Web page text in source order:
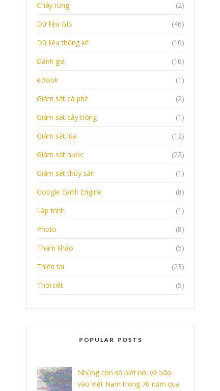
Cháy rừng
(2)
Dữ liệu GIS
(46)
Dữ liệu thống kê
(10)
Đánh giá
(16)
eBook
(1)
Giám sát cà phê
(2)
Giám sát cây trồng
(1)
Giám sát lúa
(12)
Giám sát nước
(22)
Giám sát thủy sản
(1)
Google Earth Engine
(8)
Lập trình
(1)
Photo
(8)
Tham khảo
(5)
Thiên tai
(23)
Thời tiết
(5)
POPULAR POSTS
Những con số biết nói về bão
vào Việt Nam trong 70 năm qua